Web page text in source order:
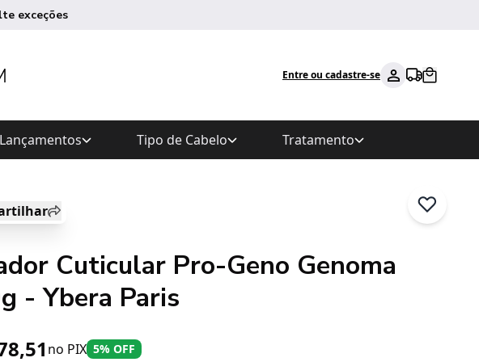
exceções
Entre ou cadastre-se
Lançamentos Tipo de Cabelo Tratamento
Cuticular Pro-Geno Genoma
- Ybera Paris
no PIX 5% OFF